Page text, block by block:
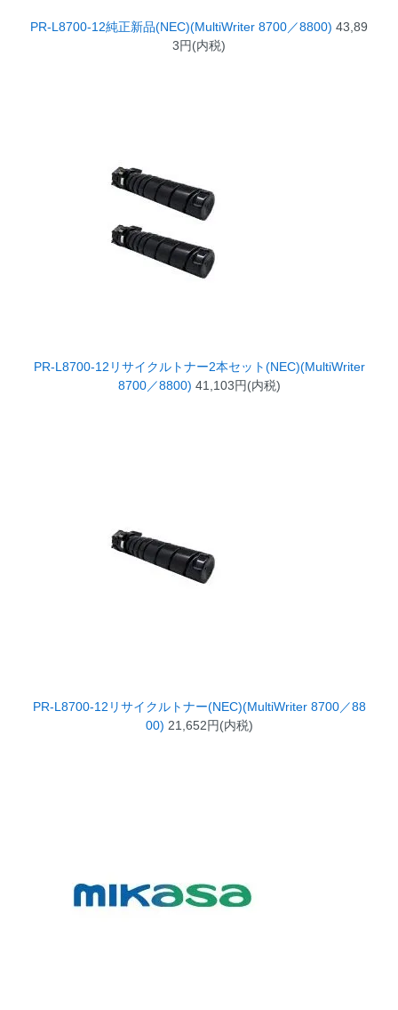
PR-L8700-12純正新品(NEC)(MultiWriter 8700／8800) 43,89
3円(内税)
PR-L8700-12リサイクルトナー2本セット(NEC)(MultiWriter
8700／8800) 41,103円(内税)
PR-L8700-12リサイクルトナー(NEC)(MultiWriter 8700／88
00) 21,652円(内税)